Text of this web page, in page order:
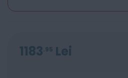
1183 95 Lei